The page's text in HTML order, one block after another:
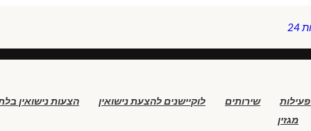
פעילות שירותים לוקיישנים להצעת נישואין
הצעות נישואין
מגזין